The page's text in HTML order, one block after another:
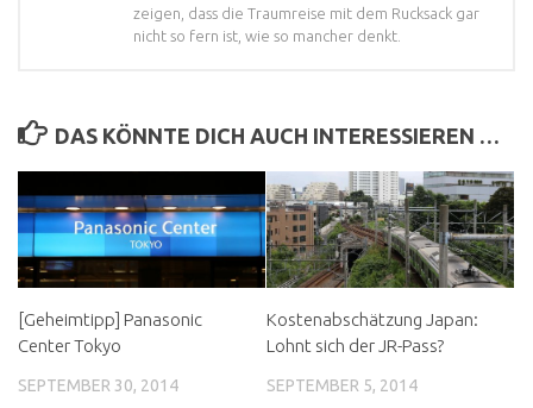
zeigen, dass die Traumreise mit dem Rucksack gar
nicht so fern ist, wie so mancher denkt.
DAS KÖNNTE DICH AUCH INTERESSIEREN …
[Geheimtipp] Panasonic
Center Tokyo
SEPTEMBER 30, 2014
Kostenabschätzung Japan:
Lohnt sich der JR-Pass?
SEPTEMBER 5, 2014